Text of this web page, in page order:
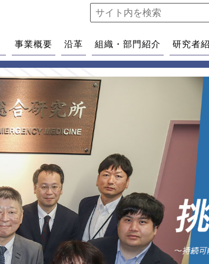
事業概要 沿革 組織・部門紹介 研究者